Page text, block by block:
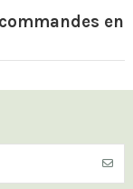
en